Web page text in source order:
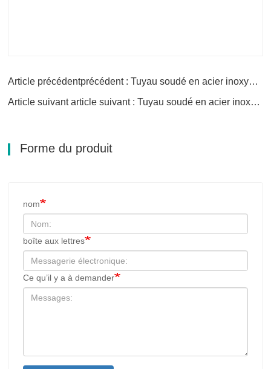
Article précédentprécédent : Tuyau soudé en acier inoxydable 202
Article suivant article suivant : Tuyau soudé en acier inoxydable 301
Forme du produit
nom
boîte aux lettres
Ce qu’il y a à demander